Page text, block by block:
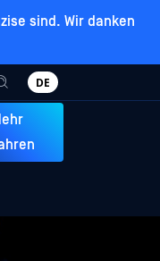
sind. Wir danken
DE